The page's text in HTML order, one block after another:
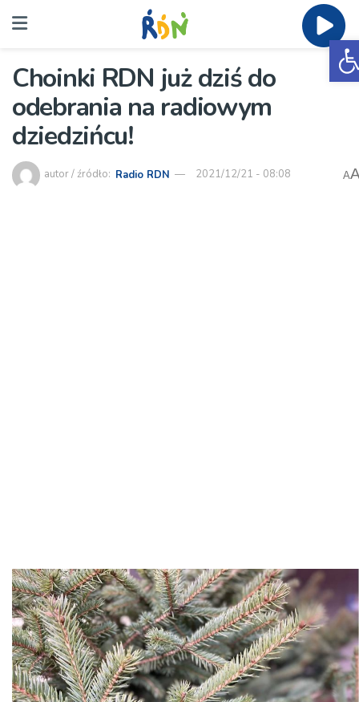
Choinki RDN już dziś do
odebrania na radiowym
dziedzińcu!
autor / źródło: Radio RDN 2021/12/21 - 08:08 A